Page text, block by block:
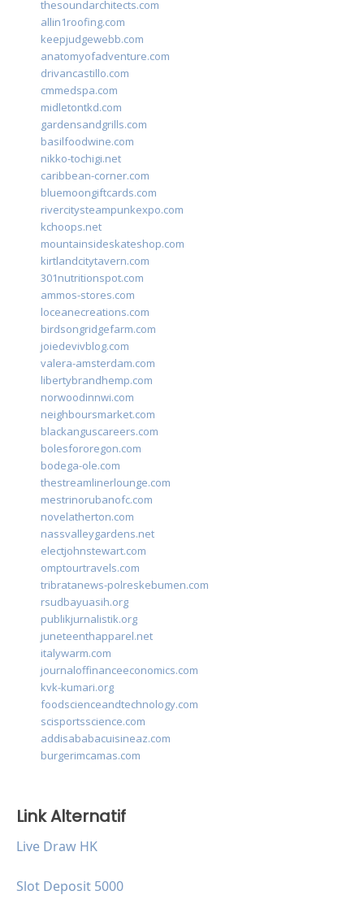
thesoundarchitects.com
allin1roofing.com
keepjudgewebb.com
anatomyofadventure.com
drivancastillo.com
cmmedspa.com
midletontkd.com
gardensandgrills.com
basilfoodwine.com
nikko-tochigi.net
caribbean-corner.com
bluemoongiftcards.com
rivercitysteampunkexpo.com
kchoops.net
mountainsideskateshop.com
kirtlandcitytavern.com
301nutritionspot.com
ammos-stores.com
loceanecreations.com
birdsongridgefarm.com
joiedevivblog.com
valera-amsterdam.com
libertybrandhemp.com
norwoodinnwi.com
neighboursmarket.com
blackanguscareers.com
bolesfororegon.com
bodega-ole.com
thestreamlinerlounge.com
mestrinorubanofc.com
novelatherton.com
nassvalleygardens.net
electjohnstewart.com
omptourtravels.com
tribratanews-polreskebumen.com
rsudbayuasih.org
publikjurnalistik.org
juneteenthapparel.net
italywarm.com
journaloffinanceeconomics.com
kvk-kumari.org
foodscienceandtechnology.com
scisportsscience.com
addisababacuisineaz.com
burgerimcamas.com
Link Alternatif
Live Draw HK
Slot Deposit 5000